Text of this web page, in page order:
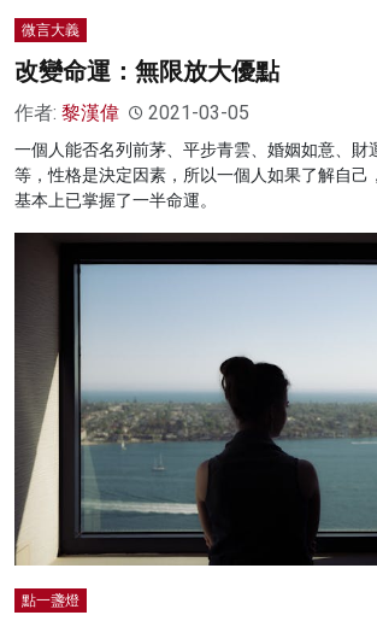
微言大義
改變命運：無限放大優點
作者: 黎漢偉 2021-03-05
一個人能否名列前茅、平步青雲、婚姻如意、財
等，性格是決定因素，所以一個人如果了解自己
基本上已掌握了一半命運。
點一盞燈